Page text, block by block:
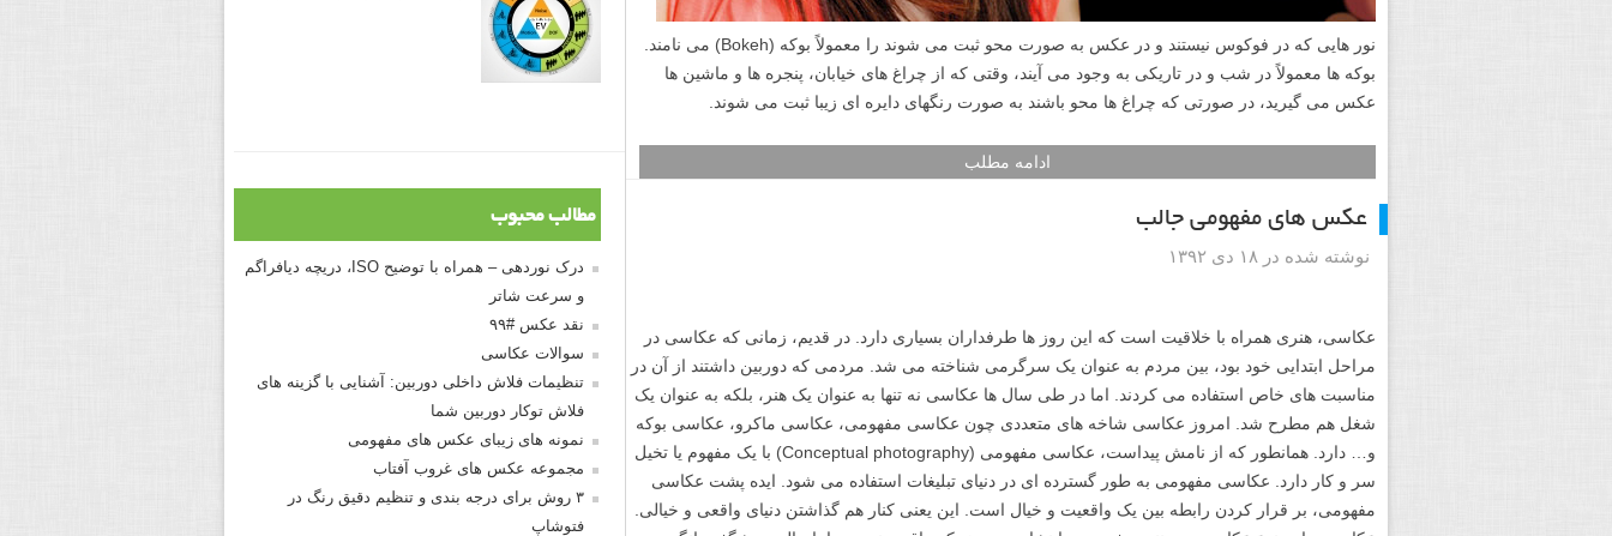
نور هایی که در فوکوس نیستند و در عکس به صورت محو ثبت می شوند را معمولاً بوکه (Bokeh) می نامند.
بوکه ها معمولاً در شب و در تاریکی به وجود می آیند، وقتی که از چراغ های خیابان، پنجره ها و ماشین ها
عکس می گیرید، در صورتی که چراغ ها محو باشند به صورت رنگهای دایره ای زیبا ثبت می شوند.
ادامه مطلب
عکس های مفهومی جالب
نوشته شده در ۱۸ دی ۱۳۹۲
مطالب محبوب
درک نوردهی – همراه با توضیح ISO، دریچه دیافراگم
و سرعت شاتر
نقد عکس #۹۹
سوالات عکاسی
تنظیمات فلاش داخلی دوربین: آشنایی با گزینه های
فلاش توکار دوربین شما
نمونه های زیبای عکس های مفهومی
مجموعه عکس های غروب آفتاب
۳ روش برای درجه بندی و تنظیم دقیق رنگ در
فتوشاپ